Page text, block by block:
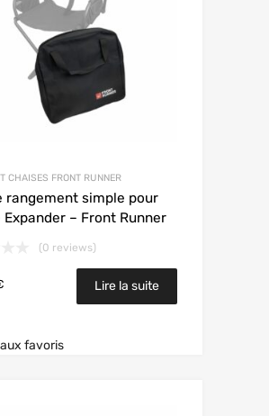
CHAISES FRONT RUNNER
rangement simple pour
– Front Runner
(0 reviews)
Lire la suite
favoris